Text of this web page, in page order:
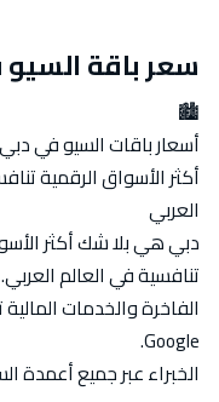
سعر باقة
🏙️
أسعار باقات السيو في دبي
أكثر الأسواق الرقمية
العربي
دبي هي بلا شك أكثر
تنافسية في العالم
الفاخرة والخدمات
Google.
الخبراء عبر جميع أعمدة